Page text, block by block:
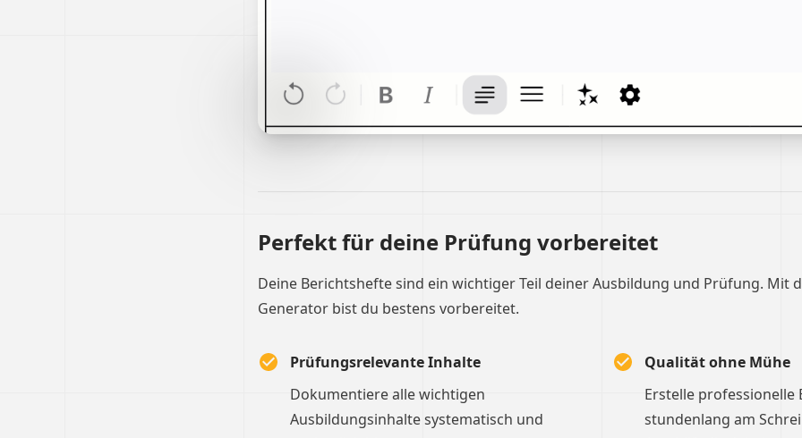
Perfekt für deine Prüfung vorbereitet
Deine Berichtshefte sind ein wichtiger Teil deiner Ausbildung und Prüfung. Mit
Generator bist du bestens vorbereitet.
Prüfungsrelevante Inhalte
Dokumentiere alle wichtigen
Ausbildungsinhalte systematisch und
Qualität ohne Mühe
Erstelle professionelle
stundenlang am